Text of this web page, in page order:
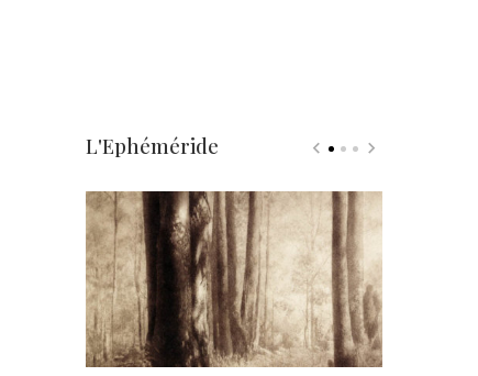
L'Ephéméride